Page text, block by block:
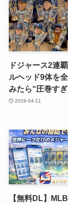
ドジャース2連
ルヘッド9体を
みたら“圧巻す
2026-04-11
【無料DL】